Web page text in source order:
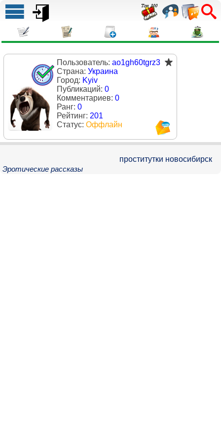
Пользователь: ao1gh60tgrz3
Страна: Украина
Город: Kyiv
Публикаций: 0
Комментариев: 0
Ранг: 0
Рейтинг: 201
Статус: Оффлайн
Эротические рассказы
проститутки новосибирск